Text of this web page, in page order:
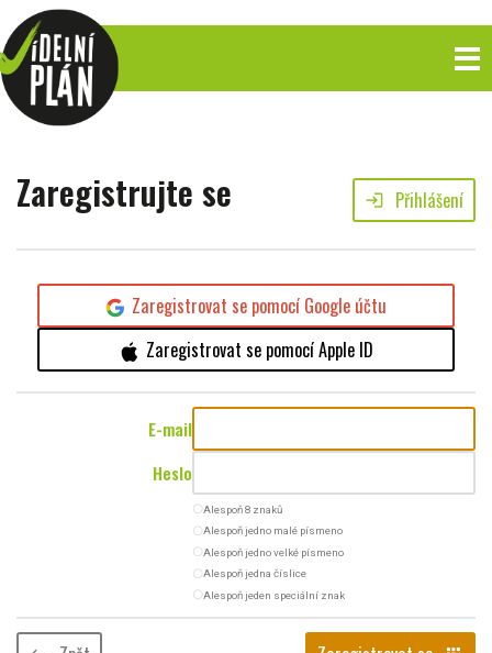
Zaregistrujte se login Přihlášení
Zaregistrovat se pomocí Google účtu
Zaregistrovat se pomocí Apple ID
E-mail
Heslo
radio_button_uncheckedAlespoň 8 znaků
radio_button_uncheckedAlespoň jedno malé písmeno
radio_button_uncheckedAlespoň jedno velké písmeno
radio_button_uncheckedAlespoň jedna číslice
radio_button_uncheckedAlespoň jeden speciální znak